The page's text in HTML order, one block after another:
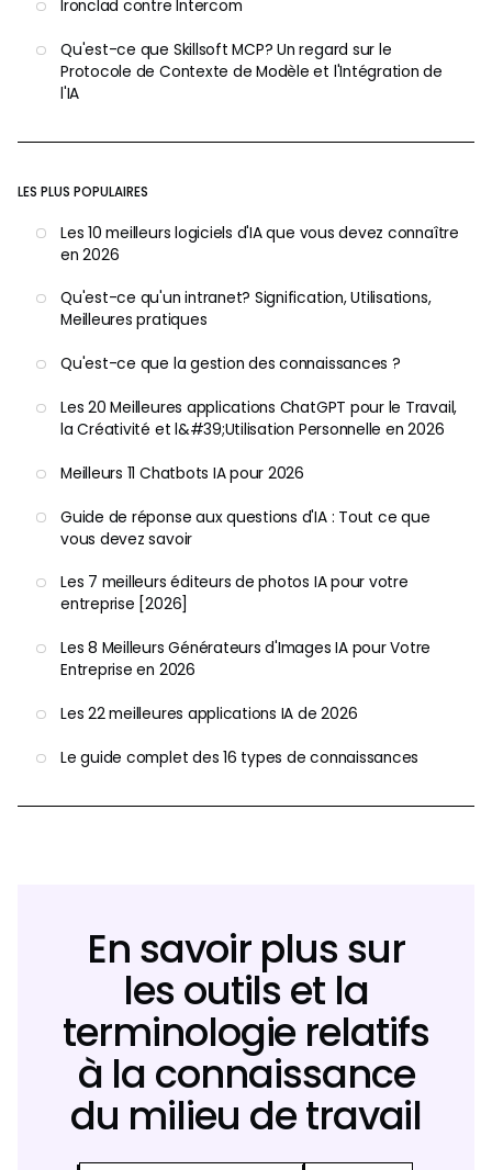
Ironclad contre Intercom
Qu'est-ce que Skillsoft MCP? Un regard sur le
Protocole de Contexte de Modèle et l'Intégration de
l'IA
LES PLUS POPULAIRES
Les 10 meilleurs logiciels d'IA que vous devez connaître
en 2026
Qu'est-ce qu'un intranet? Signification, Utilisations,
Meilleures pratiques
Qu'est-ce que la gestion des connaissances ?
Les 20 Meilleures applications ChatGPT pour le Travail,
la Créativité et l&#39;Utilisation Personnelle en 2026
Meilleurs 11 Chatbots IA pour 2026
Guide de réponse aux questions d'IA : Tout ce que
vous devez savoir
Les 7 meilleurs éditeurs de photos IA pour votre
entreprise [2026]
Les 8 Meilleurs Générateurs d'Images IA pour Votre
Entreprise en 2026
Les 22 meilleures applications IA de 2026
Le guide complet des 16 types de connaissances
En savoir plus sur
les outils et la
terminologie relatifs
à la connaissance
du milieu de travail